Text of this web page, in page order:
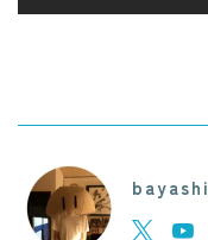
bayashi